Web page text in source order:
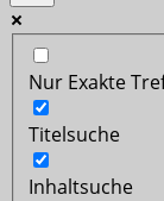
Nur Exakte
Titelsuche
Inhaltsuche